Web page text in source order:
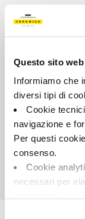
Questo sito
Informiamo che
diversi tipi di
Cookie
navigazione e
Per questi
consenso.
Cookie
necessari per
Couleur:
Marron
Décor
Format:
60.0x120.0
Share: